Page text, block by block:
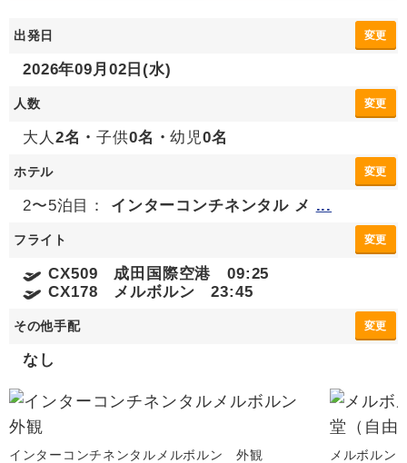
出発日 変更
2026年09月02日(水)
人数 変更
大人 2名・子供0名・幼児0名
ホテル 変更
2〜5泊目： インターコンチネンタル メ ...
フライト 変更
CX509 成田国際空港 09:25
CX178 メルボルン 23:45
その他手配 変更
なし
インターコンチネンタルメルボルン 外観
メルボルン